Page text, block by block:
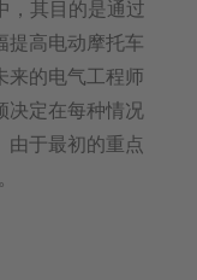
，其目的是通过
提高电动摩托车
来的电气工程师
决定在每种情况
由于最初的重点